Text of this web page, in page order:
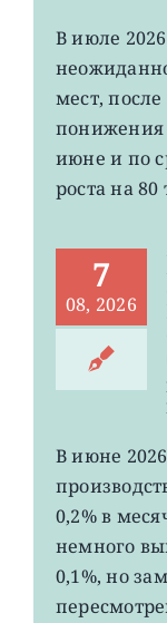
В июле
мест,
понижения
июне и по
роста на
7
08, 2026
В июне
0,2% в
немного
0,1%, но